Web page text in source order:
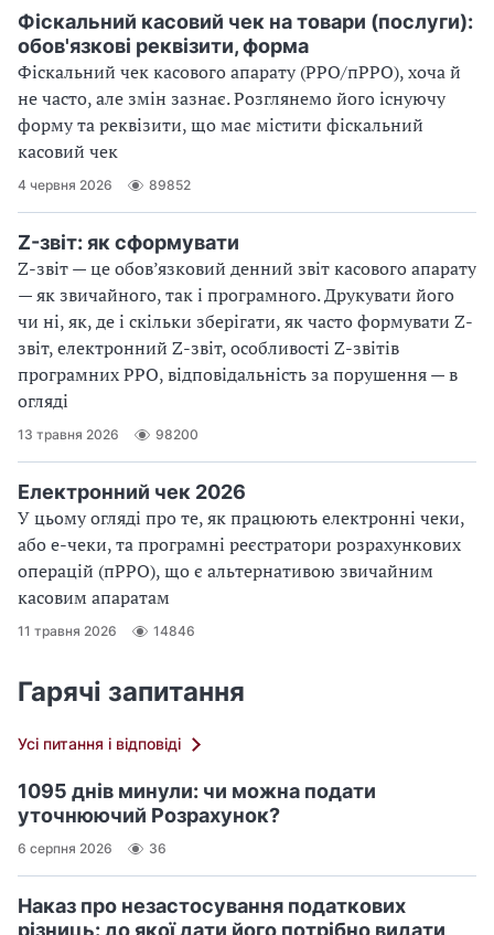
Фіскальний касовий чек на товари (послуги):
обов'язкові реквізити, форма
Фіскальний чек касового апарату (РРО/пРРО), хоча й
не часто, але змін зазнає. Розглянемо його існуючу
форму та реквізити, що має містити фіскальний
касовий чек
4 червня 2026 89852
Z-звіт: як сформувати
Z-звіт — це обов’язковий денний звіт касового апарату
— як звичайного, так і програмного. Друкувати його
чи ні, як, де і скільки зберігати, як часто формувати Z-
звіт, електронний Z-звіт, особливості Z-звітів
програмних РРО, відповідальність за порушення — в
огляді
13 травня 2026 98200
Електронний чек 2026
У цьому огляді про те, як працюють електронні чеки,
або е-чеки, та програмні реєстратори розрахункових
операцій (пРРО), що є альтернативою звичайним
касовим апаратам
11 травня 2026 14846
Гарячі запитання
Усі питання і відповіді
1095 днів минули: чи можна подати
уточнюючий Розрахунок?
6 серпня 2026 36
Наказ про незастосування податкових
різниць: до якої дати його потрібно видати